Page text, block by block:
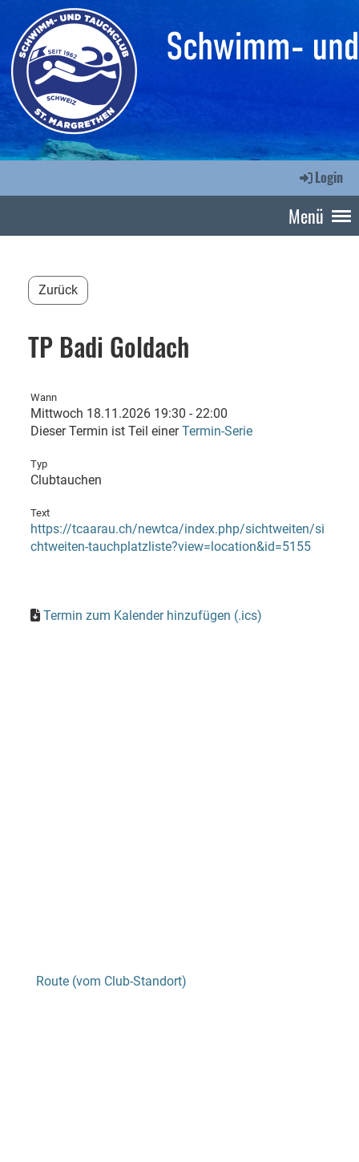
Login
Menü
Zurück
TP Badi Goldach
Wann
Mittwoch 18.11.2026 19:30 - 22:00
Dieser Termin ist Teil einerTermin-Serie
Typ
Clubtauchen
Text
https://tcaarau.ch/newtca/index.php/sichtweiten/si
chtweiten-tauchplatzliste?view=location&id=5155
Termin zum Kalender hinzufügen (.ics)
Route (vom Club-Standort)